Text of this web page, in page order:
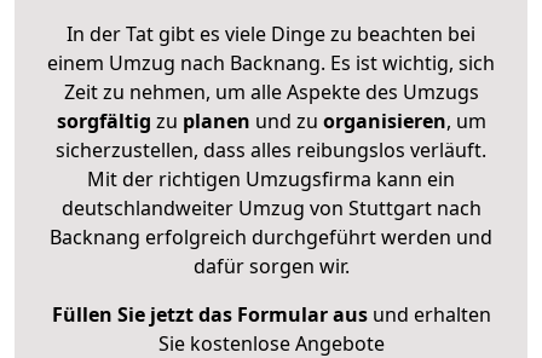
In der Tat gibt es viele Dinge zu beachten bei
einem Umzug nach Backnang. Es ist wichtig, sich
Zeit zu nehmen, um alle Aspekte des Umzugs
sorgfältig zu planen und zu organisieren, um
sicherzustellen, dass alles reibungslos verläuft.
Mit der richtigen Umzugsfirma kann ein
deutschlandweiter Umzug von Stuttgart nach
Backnang erfolgreich durchgeführt werden und
dafür sorgen wir.
Füllen Sie jetzt das Formular ausund erhalten
Sie kostenlose Angebote